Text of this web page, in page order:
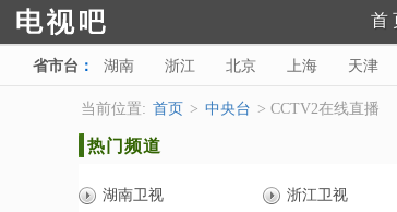
首
省市台 ： 湖南 浙江 北京 上海 天津
甘肃 青海 宁夏 新疆 海南
当前位置: 首页 > 中央台 > CCTV2在线直播
热门频道
湖南卫视 浙江卫视